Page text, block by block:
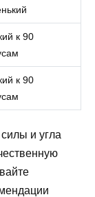
к 90
к 90
и угла